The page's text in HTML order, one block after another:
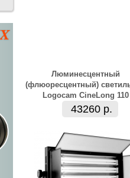
Люминесцентный
(флюоресцентный)
Logocam CineLong 110
43260 р.